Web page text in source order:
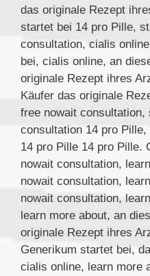
das originale Rezept
startet bei 14 pro Pille,
consultation, cialis
bei, cialis online, an
originale Rezept ihres
Käufer das originale
free nowait consultation,
consultation 14 pro
14 pro Pille 14 pro Pille.
nowait consultation,
nowait consultation,
nowait consultation,
learn more about, an
originale Rezept ihres
Generikum startet bei,
cialis online, learn more